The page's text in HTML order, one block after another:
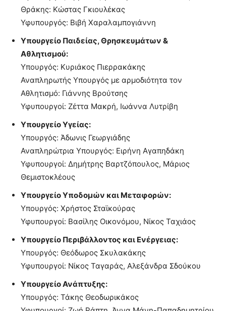
Θράκης: Κώστας Γκιουλέκας
Υφυπουργός: Βιβή Χαραλαμπογιάννη
Υπουργείο Παιδείας, Θρησκευμάτων &
Αθλητισμού:
Υπουργός: Κυριάκος Πιερρακάκης
Αναπληρωτής Υπουργός με αρμοδιότητα τον
Αθλητισμό: Γιάννης Βρούτσης
Υφυπουργοί: Ζέττα Μακρή, Ιωάννα Λυτρίβη
Υπουργείο Υγείας:
Υπουργός: Άδωνις Γεωργιάδης
Αναπληρώτρια Υπουργός: Ειρήνη Αγαπηδάκη
Υφυπουργοί: Δημήτρης Βαρτζόπουλος, Μάριος
Θεμιστοκλέους
Υπουργείο Υποδομών και Μεταφορών:
Υπουργός: Χρήστος Σταϊκούρας
Υφυπουργοί: Βασίλης Οικονόμου, Νίκος Ταχιάος
Υπουργείο Περιβάλλοντος και Ενέργειας:
Υπουργός: Θεόδωρος Σκυλακάκης
Υφυπουργοί: Νίκος Ταγαράς, Αλεξάνδρα Σδούκου
Υπουργείο Ανάπτυξης:
Υπουργός: Τάκης Θεοδωρικάκος